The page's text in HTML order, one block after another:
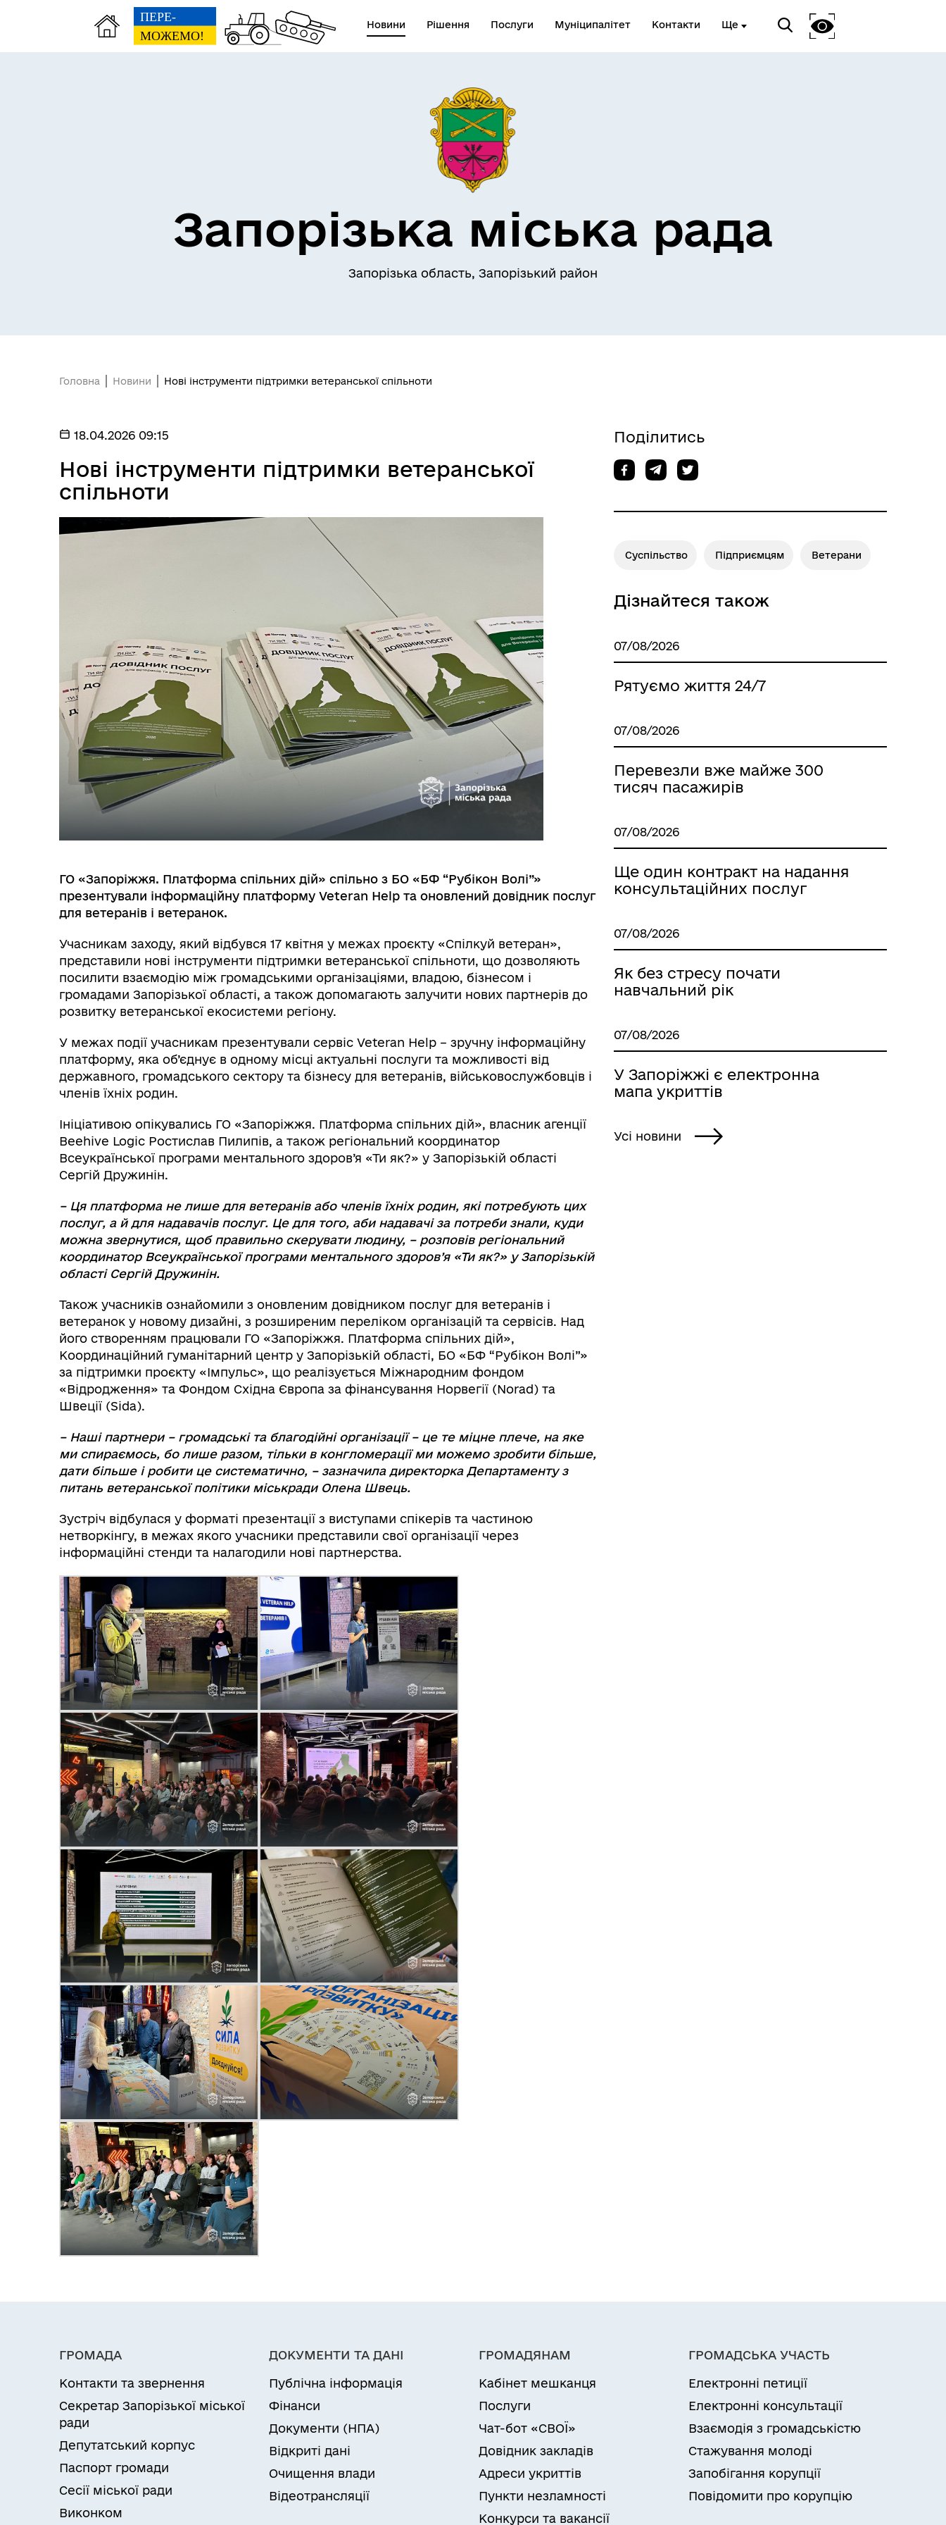
Новини Рішення Послуги Муніципалітет Контакти Ще
ПІДПРИЄМНИЦТВО
БЮДЖЕТ
МІСТОБУДУВАННЯ
Я - ВЕТЕРАН КУЛЬТУРА
Запорізька міська рада
Запорізька область, Запорізький район
Головна Новини Нові інструменти підтримки ветеранської спільноти
18.04.2026 09:15
Нові інструменти підтримки ветеранської
спільноти
ГО «Запоріжжя. Платформа спільних дій» спільно з БО «БФ “Рубікон Волі”»
презентували інформаційну платформу Veteran Help та оновлений довідник послуг
для ветеранів і ветеранок.
Учасникам заходу, який відбувся 17 квітня у межах проєкту «Спілкуй ветеран»,
представили нові інструменти підтримки ветеранської спільноти, що дозволяють
посилити взаємодію між громадськими організаціями, владою, бізнесом і
громадами Запорізької області, а також допомагають залучити нових партнерів до
розвитку ветеранської екосистеми регіону.
У межах події учасникам презентували сервіс Veteran Help – зручну інформаційну
платформу, яка об’єднує в одному місці актуальні послуги та можливості від
державного, громадського сектору та бізнесу для ветеранів, військовослужбовців і
членів їхніх родин.
Ініціативою опікувались ГО «Запоріжжя. Платформа спільних дій», власник агенції
Beehive Logic Ростислав Пилипів, а також регіональний координатор
Всеукраїнської програми ментального здоров’я «Ти як?» у Запорізькій області
Сергій Дружинін.
– Ця платформа не лише для ветеранів або членів їхніх родин, які потребують цих
послуг, а й для надавачів послуг. Це для того, аби надавачі за потреби знали, куди
можна звернутися, щоб правильно скерувати людину, – розповів регіональний
координатор Всеукраїнської програми ментального здоров’я «Ти як?» у Запорізькій
області Сергій Дружинін.
Також учасників ознайомили з оновленим довідником послуг для ветеранів і
ветеранок у новому дизайні, з розширеним переліком організацій та сервісів. Над
його створенням працювали ГО «Запоріжжя. Платформа спільних дій»,
Координаційний гуманітарний центр у Запорізькій області, БО «БФ “Рубікон Волі”»
за підтримки проєкту «Імпульс», що реалізується Міжнародним фондом
«Відродження» та Фондом Східна Європа за фінансування Норвегії (Norad) та
Швеції (Sida).
– Наші партнери – громадські та благодійні організації – це те міцне плече, на яке
ми спираємось, бо лише разом, тільки в конгломерації ми можемо зробити більше,
дати більше і робити це систематично, – зазначила директорка Департаменту з
питань ветеранської політики міськради Олена Швець.
Зустріч відбулася у форматі презентації з виступами спікерів та частиною
нетворкінгу, в межах якого учасники представили свої організації через
інформаційні стенди та налагодили нові партнерства.
Поділитись
Суспільство Підприємцям Ветерани
Дізнайтеся також
07/08/2026
Рятуємо життя 24/7
07/08/2026
Перевезли вже майже 300
тисяч пасажирів
07/08/2026
Ще один контракт на надання
консультаційних послуг
07/08/2026
Як без стресу почати
навчальний рік
07/08/2026
У Запоріжжі є електронна
мапа укриттів
Усі новини
ГРОМАДА
Контакти та звернення
Секретар Запорізької міської
ради
Депутатський корпус
Паспорт громади
Сесії міської ради
Виконком
ДОКУМЕНТИ ТА ДАНІ
Публічна інформація
Фінанси
Документи (НПА)
Відкриті дані
Очищення влади
Відеотрансляції
ГРОМАДЯНАМ
Кабінет мешканця
Послуги
Чат-бот «СВОЇ»
Довідник закладів
Адреси укриттів
Пункти незламності
Конкурси та вакансії
ГРОМАДСЬКА УЧАСТЬ
Електронні петиції
Електронні консультації
Взаємодія з громадськістю
Стажування молоді
Запобігання корупції
Повідомити про корупцію